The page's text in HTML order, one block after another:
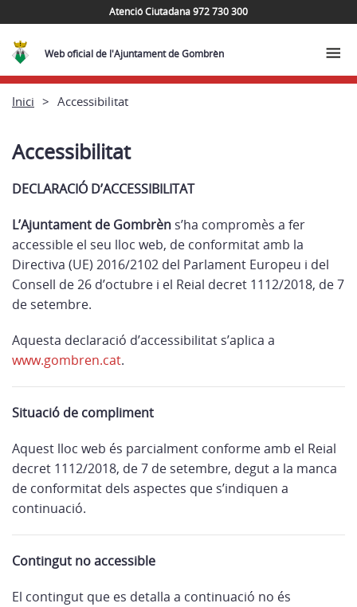
Atenció Ciutadana 972 730 300
Web oficial de l'Ajuntament de Gombrèn
Inici Accessibilitat
Accessibilitat
DECLARACIÓ D’ACCESSIBILITAT
L’Ajuntament de Gombrèn s’ha compromès a fer
accessible el seu lloc web, de conformitat amb la
Directiva (UE) 2016/2102 del Parlament Europeu i del
Consell de 26 d’octubre i el Reial decret 1112/2018, de 7
de setembre.
Aquesta declaració d’accessibilitat s’aplica a
www.gombren.cat.
Situació de compliment
Aquest lloc web és parcialment conforme amb el Reial
decret 1112/2018, de 7 de setembre, degut a la manca
de conformitat dels aspectes que s’indiquen a
continuació.
Contingut no accessible
El contingut que es detalla a continuació no és